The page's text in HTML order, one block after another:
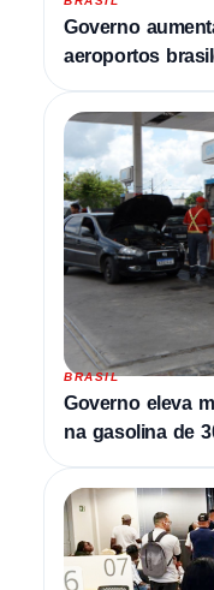
Governo
aeroportos
BRASIL
Governo eleva
na gasolina de